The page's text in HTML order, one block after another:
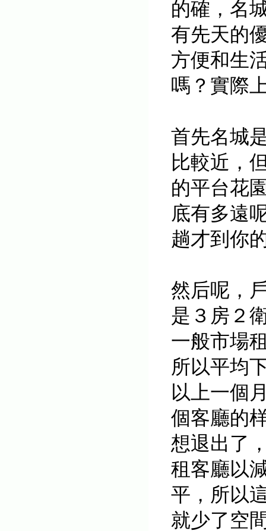
的確，名
有先天的
方便和生
嗎？實際
首先名城
比較近，
的平台花
底有多遠
趟才到你
然后呢，
是３房２
一般市場
所以平均
以上一個
個客廳的
想退出了
租客廳以
平，所以
就少了空